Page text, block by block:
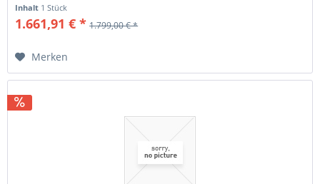
Inhalt 1 Stück
1.661,91 € * 1.799,00 € *
Merken